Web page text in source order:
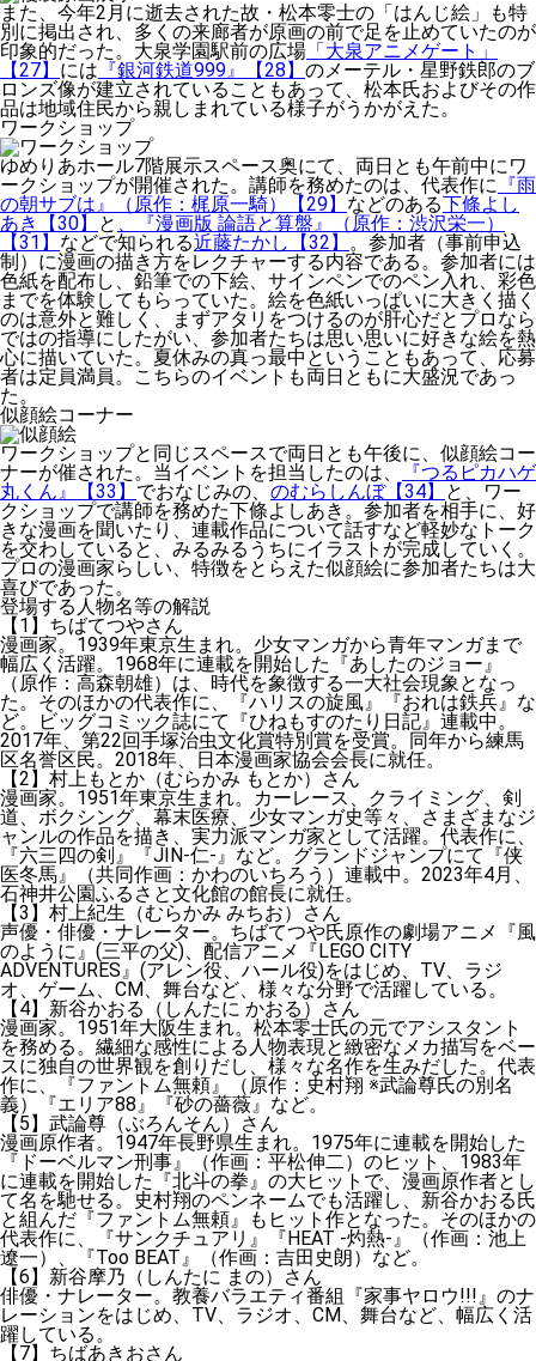
また、今年2月に逝去された故・松本零士の「はんじ絵」も特
別に掲出され、多くの来廊者が原画の前で足を止めていたのが
印象的だった。大泉学園駅前の広場 「大泉アニメゲート」
【27】 には 『銀河鉄道999』【28】 のメーテル・星野鉄郎のブ
ロンズ像が建立されていることもあって、松本氏およびその作
品は地域住民から親しまれている様子がうかがえた。
ワークショップ
ゆめりあホール7階展示スペース奥にて、両日とも午前中にワ
ークショップが開催された。講師を務めたのは、代表作に 『雨
の朝サブは』（原作：梶原一騎）【29】 などのある下條よし
あき【30】
と 、『漫画版 論語と算盤』（原作：渋沢栄一）
【31】 などで知られる近藤たかし【32】 。参加者（事前申込
制）に漫画の描き方をレクチャーする内容である。参加者には
色紙を配布し、鉛筆での下絵、サインペンでのペン入れ、彩色
までを体験してもらっていた。絵を色紙いっぱいに大きく描く
のは意外と難しく、まずアタリをつけるのが肝心だとプロなら
ではの指導にしたがい、参加者たちは思い思いに好きな絵を熱
心に描いていた。夏休みの真っ最中ということもあって、応募
者は定員満員。こちらのイベントも両日ともに大盛況であっ
た。
似顔絵コーナー
ワークショップと同じスペースで両日とも午後に、似顔絵コー
ナーが催された。当イベントを担当したのは、
『つるピカハゲ
丸くん』【33】 でおなじみの、 のむらしんぼ【34】
と、ワー
クショップで講師を務めた下條よしあき。参加者を相手に、好
きな漫画を聞いたり、連載作品について話すなど軽妙なトーク
を交わしていると、みるみるうちにイラストが完成していく。
プロの漫画家らしい、特徴をとらえた似顔絵に参加者たちは大
喜びであった。
登場する人物名等の解説
【1】ちばてつやさん
漫画家。1939年東京生まれ。少女マンガから青年マンガまで
幅広く活躍。1968年に連載を開始した『あしたのジョー』
（原作：高森朝雄）は、時代を象徴する一大社会現象となっ
た。そのほかの代表作に、『ハリスの旋風』『おれは鉄兵』な
ど。ビッグコミック誌にて『ひねもすのたり日記』連載中。
2017年、第22回手塚治虫文化賞特別賞を受賞。同年から練馬
区名誉区民。2018年、日本漫画家協会会長に就任。
【2】村上もとか（むらかみ もとか）さん
漫画家。1951年東京生まれ。カーレース、クライミング、剣
道、ボクシング、幕末医療、少女マンガ史等々、さまざまなジ
ャンルの作品を描き、実力派マンガ家として活躍。代表作に、
『六三四の剣』『JIN-仁-』など。グランドジャンプにて『侠
医冬馬』（共同作画：かわのいちろう）連載中。2023年4月、
石神井公園ふるさと文化館の館長に就任。
【3】村上紀生（むらかみ みちお）さん
声優・俳優・ナレーター。ちばてつや氏原作の劇場アニメ『風
のように』(三平の父)、配信アニメ『LEGO CITY
ADVENTURES』(アレン役、ハール役)をはじめ、TV、ラジ
オ、ゲーム、CM、舞台など、様々な分野で活躍している。
【4】新谷かおる（しんたに かおる）さん
漫画家。1951年大阪生まれ。松本零士氏の元でアシスタント
を務める。繊細な感性による人物表現と緻密なメカ描写をベー
スに独自の世界観を創りだし、様々な名作を生みだした。代表
作に、『ファントム無頼』（原作：史村翔 ※武論尊氏の別名
義）『エリア88』『砂の薔薇』など。
【5】武論尊（ぶろんそん）さん
漫画原作者。1947年長野県生まれ。1975年に連載を開始した
『ドーベルマン刑事』（作画：平松伸二）のヒット、1983年
に連載を開始した『北斗の拳』の大ヒットで、漫画原作者とし
て名を馳せる。史村翔のペンネームでも活躍し、新谷かおる氏
と組んだ『ファントム無頼』もヒット作となった。そのほかの
代表作に、『サンクチュアリ』『HEAT -灼熱-』（作画：池上
遼一）、『Too BEAT』（作画：吉田史朗）など。
【6】新谷摩乃（しんたに まの）さん
俳優・ナレーター。教養バラエティ番組『家事ヤロウ!!!』のナ
レーションをはじめ、TV、ラジオ、CM、舞台など、幅広く活
躍している。
【7】ちばあきおさん